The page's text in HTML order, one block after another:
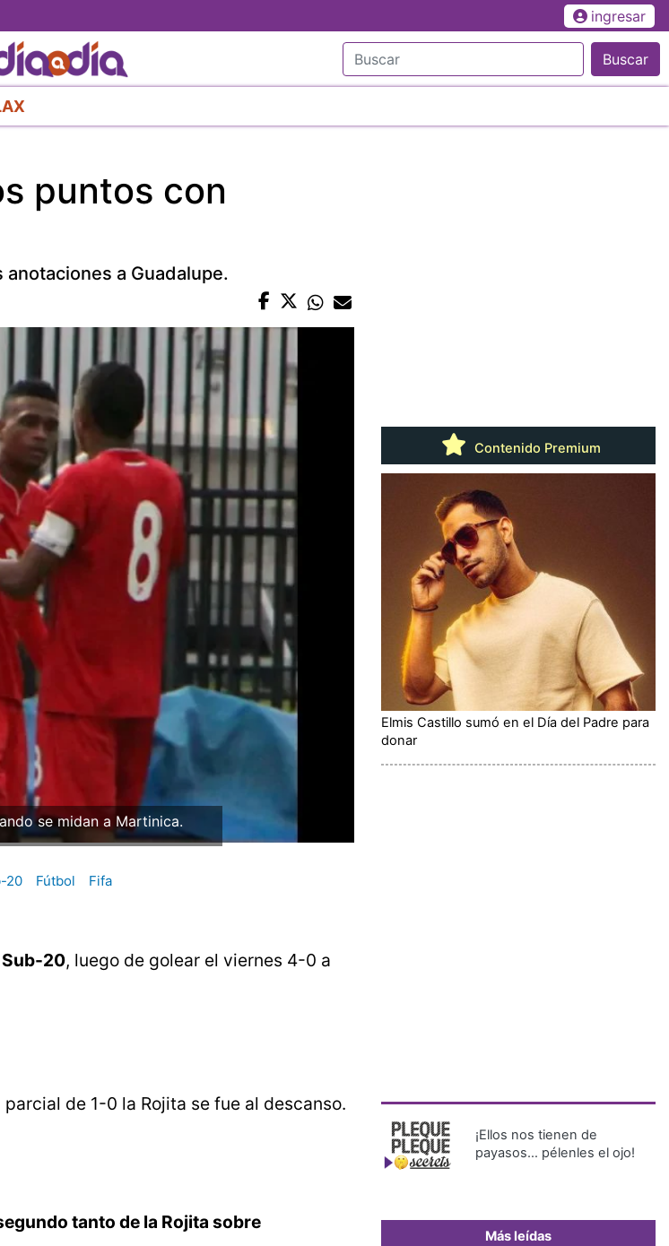
al
contenido
principal
ingresar
Buscar
puntos con
a Guadalupe.
se midan a Martinica.
20 Fútbol Fifa
20, luego de golear el viernes 4-0 a
de 1-0 la Rojita se fue al descanso.
tanto de la Rojita sobre
Contenido Premium
Elmis Castillo sumó en el Día del Padre para
donar
¡Ellos nos tienen de
payasos… pélenles el ojo!
Más leídas